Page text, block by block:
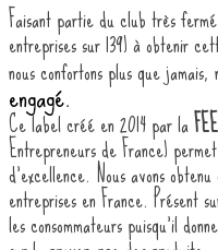
Faisant partie du club très
entreprises sur 139) à obtenir
nous confortons plus que
engagé.
Ce label créé en 2014 par la
Entrepreneurs de France)
d’excellence. Nous avons
entreprises en France. Présent
les consommateurs puisqu’il